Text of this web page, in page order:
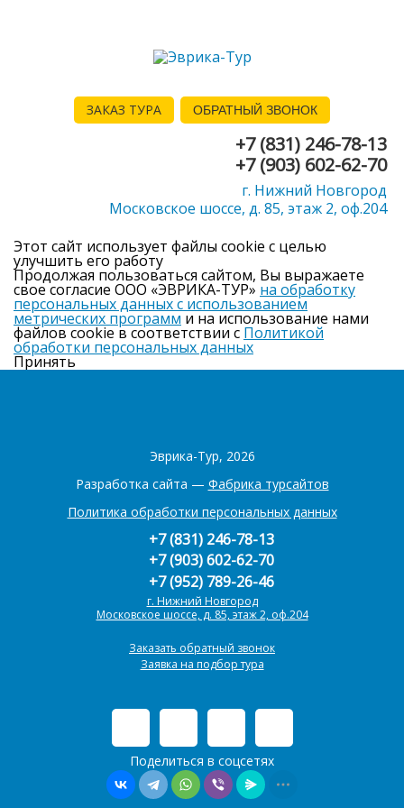
ЗАКАЗ ТУРА ОБРАТНЫЙ ЗВОНОК
+7 (831) 246-78-13
+7 (903) 602-62-70
г. Нижний Новгород
Московское шоссе, д. 85, этаж 2, оф.204
Этот сайт использует файлы cookie с целью
улучшить его работу
Продолжая пользоваться сайтом, Вы выражаете
свое согласие ООО «ЭВРИКА-ТУР» на обработку
персональных данных с использованием
метрических программ и на использование нами
файлов cookie в соответствии с Политикой
обработки персональных данных
Принять
Эврика-Тур, 2026
Разработка сайта — Фабрика турсайтов
Политика обработки персональных данных
Поделиться в соцсетях
+7 (831) 246-78-13
+7 (903) 602-62-70
+7 (952) 789-26-46
г. Нижний Новгород
Московское шоссе, д. 85, этаж 2, оф.204
Заказать обратный звонок
Заявка на подбор тура